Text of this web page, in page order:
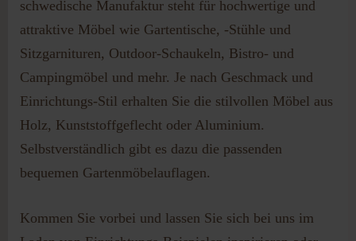
schwedische Manufaktur steht für hochwertige und
attraktive Möbel wie Gartentische, -Stühle und
Sitzgarnituren, Outdoor-Schaukeln, Bistro- und
Campingmöbel und mehr. Je nach Geschmack und
Einrichtungs-Stil erhalten Sie die stilvollen Möbel aus
Holz, Kunststoffgeflecht oder Aluminium.
Selbstverständlich gibt es dazu die passenden
bequemen Gartenmöbelauflagen.
Kommen Sie vorbei und lassen Sie sich bei uns im